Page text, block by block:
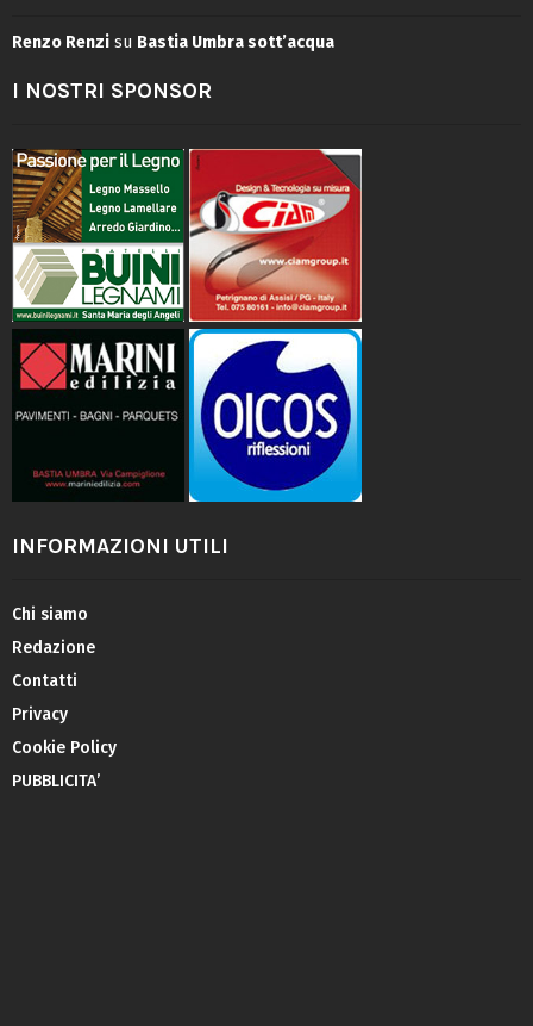
Renzo Renzi su Bastia Umbra sott’acqua
I NOSTRI SPONSOR
INFORMAZIONI UTILI
Chi siamo
Redazione
Contatti
Privacy
Cookie Policy
PUBBLICITA’